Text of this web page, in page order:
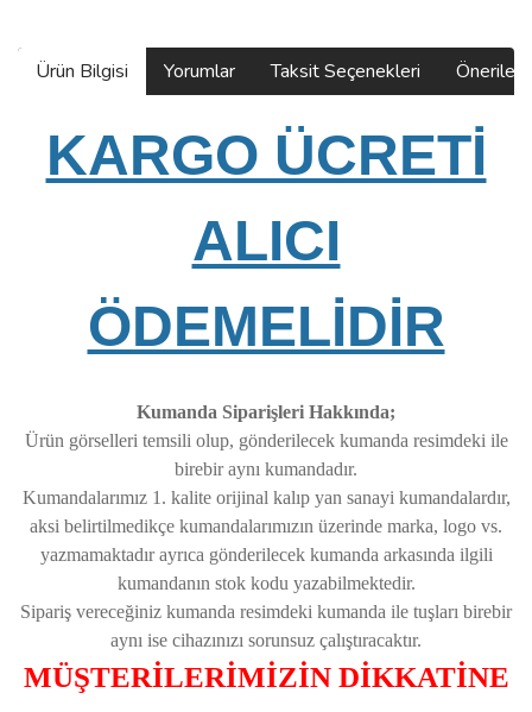
Ürün Bilgisi Yorumlar Taksit Seçenekleri
KARGO ÜCRETİ
ALICI
ÖDEMELİDİR
Kumanda Siparişleri Hakkında;
Ürün görselleri temsili olup, gönderilecek kumanda resimdeki ile
birebir aynı kumandadır.
Kumandalarımız 1. kalite orijinal kalıp yan sanayi kumandalardır,
aksi belirtilmedikçe kumandalarımızın üzerinde marka, logo vs.
yazmamaktadır ayrıca gönderilecek kumanda arkasında ilgili
kumandanın stok kodu yazabilmektedir.
Sipariş vereceğiniz kumanda resimdeki kumanda ile tuşları birebir
aynı ise cihazınızı sorunsuz çalıştıracaktır.
MÜŞTERİLERİMİZİN DİKKATİNE